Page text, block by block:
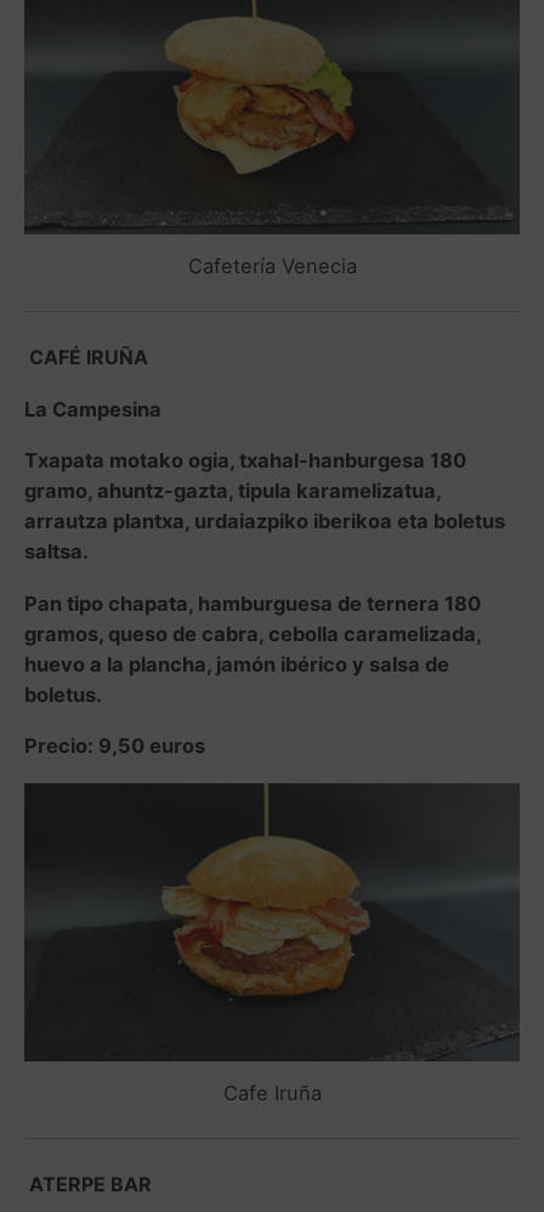
Cafetería Venecia
CAFÉ IRUÑA
La Campesina
Txapata motako ogia, txahal-hanburgesa 180
gramo, ahuntz-gazta, tipula karamelizatua,
arrautza plantxa, urdaiazpiko iberikoa eta boletus
saltsa.
Pan tipo chapata, hamburguesa de ternera 180
gramos, queso de cabra, cebolla caramelizada,
huevo a la plancha, jamón ibérico y salsa de
boletus.
Precio: 9,50 euros
Cafe Iruña
ATERPE BAR